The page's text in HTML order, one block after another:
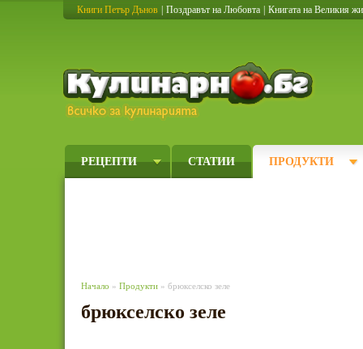
Книги Петър Дънов Поздравът на Любовта Книгата на Великия
РЕЦЕПТИ СТАТИИ ПРОДУКТИ
Начало » Продукти » брюкселско зеле
брюкселско зеле